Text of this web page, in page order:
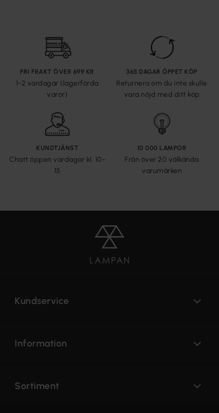
FRI FRAKT ÖVER 699 KR
1-2 vardagar (lagerförda
varor)
365 DAGAR ÖPPET KÖP
Returnera om du inte skulle
vara nöjd med ditt köp
KUNDTJÄNST
Chatt öppen vardagar kl. 10-
15
10 000 LAMPOR
Från över 20 välkända
varumärken
Kundservice
Information
Sortiment